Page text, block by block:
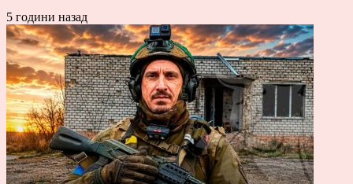
5 години назад